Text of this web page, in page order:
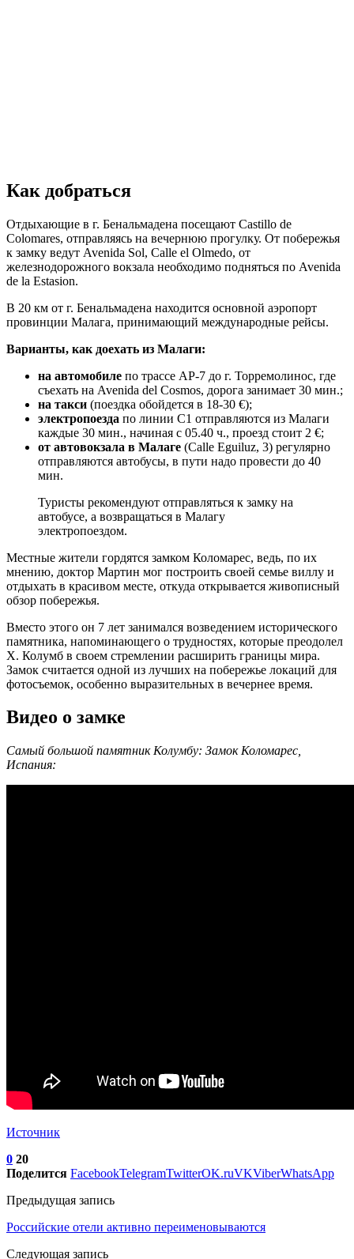
Как добраться
Отдыхающие в г. Бенальмадена посещают Castillo de
Colomares, отправляясь на вечернюю прогулку. От побережья
к замку ведут Avenida Sol, Calle el Olmedo, от
железнодорожного вокзала необходимо подняться по Avenida
de la Estasion.
В 20 км от г. Бенальмадена находится основной аэропорт
провинции Малага, принимающий международные рейсы.
Варианты, как доехать из Малаги:
на автомобиле по трассе АР-7 до г. Торремолинос, где
съехать на Avenida del Cosmos, дорога занимает 30 мин.;
на такси (поездка обойдется в 18-30 €);
электропоезда по линии С1 отправляются из Малаги
каждые 30 мин., начиная с 05.40 ч., проезд стоит 2 €;
от автовокзала в Малаге (Calle Eguiluz, 3) регулярно
отправляются автобусы, в пути надо провести до 40
мин.
Туристы рекомендуют отправляться к замку на
автобусе, а возвращаться в Малагу
электропоездом.
Местные жители гордятся замком Коломарес, ведь, по их
мнению, доктор Мартин мог построить своей семье виллу и
отдыхать в красивом месте, откуда открывается живописный
обзор побережья.
Вместо этого он 7 лет занимался возведением исторического
памятника, напоминающего о трудностях, которые преодолел
Х. Колумб в своем стремлении расширить границы мира.
Замок считается одной из лучших на побережье локаций для
фотосъемок, особенно выразительных в вечернее время.
Видео о замке
Самый большой памятник Колумбу: Замок Коломарес,
Испания:
Источник
0 20
Поделится FacebookTelegramTwitterOK.ruVKViberWhatsApp
Предыдущая запись
Российские отели активно переименовываются
Следующая запись